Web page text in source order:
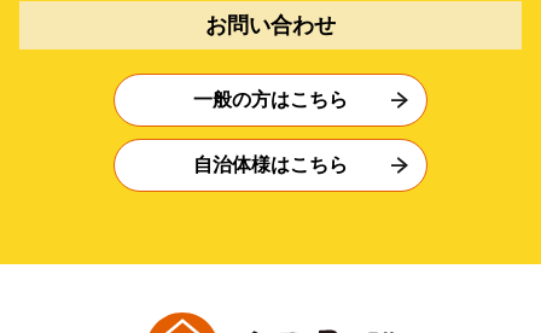
お問い合わせ
一般の方はこちら
自治体様はこちら